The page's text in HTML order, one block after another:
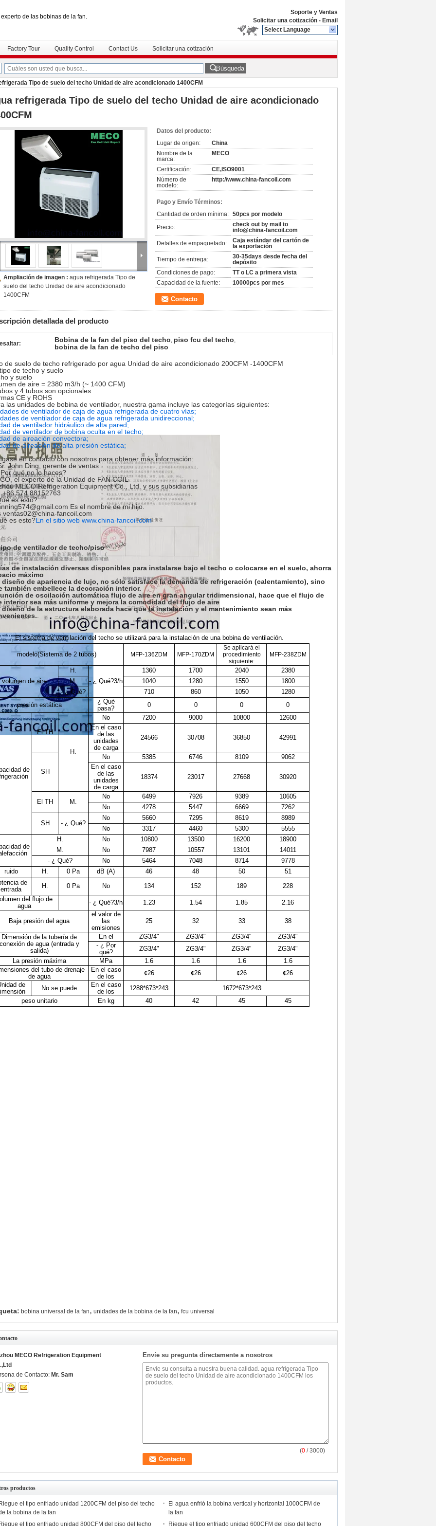
de las bobinas de la fan.
Soporte y Ventas
Solicitar una cotización - Email
Select Language
Factory Tour Quality Control Contact Us Solicitar una cotización
Búsqueda
Tipo de suelo del techo Unidad de aire acondicionado 1400CFM
refrigerada Tipo de suelo del techo Unidad de aire acondicionado
Ampliación de imagen : agua refrigerada Tipo de
suelo del techo Unidad de aire acondicionado
1400CFM
Datos del producto:
Lugar de origen:
China
Nombre de la
marca:
MECO
Certificación:
CE,ISO9001
Número de
modelo:
http://www.china-fancoil.com
Pago y Envío Términos:
Cantidad de orden mínima: 50pcs por modelo
Precio:
check out by mail to
info@china-fancoil.com
Detalles de empaquetado:
Caja estándar del cartón de
la exportación
Tiempo de entrega:
30-35days desde fecha del
depósito
Condiciones de pago:
TT o LC a primera vista
Capacidad de la fuente:
10000pcs por mes
Contacto
detallada del producto
Bobina de la fan del piso del techo, piso fcu del techo,
bobina de la fan de techo del piso
de suelo de techo refrigerado por agua Unidad de aire acondicionado 200CFM -1400CFM
de techo y suelo
y suelo
de aire = 2380 m3/h (~ 1400 CFM)
y 4 tubos son opcionales
CE y ROHS
las unidades de bobina de ventilador, nuestra gama incluye las categorías siguientes:
de ventilador de caja de agua refrigerada de cuatro vías;
de ventilador de caja de agua refrigerada unidireccional;
de ventilador hidráulico de alta pared;
de ventilador de bobina oculta en el techo;
de aireación convectora;
de aireación de alta presión estática;
en contacto con nosotros para obtener más información:
John Ding, gerente de ventas
qué no lo haces?
el experto de la Unidad de FAN COIL
MECO Refrigeration Equipment Co., Ltd. y sus subsidiarias
+86 574 88152763
es esto?
Es el nombre de mi hijo.
ventas02@china-fancoil.com
es esto?En el sitio web www.china-fancoil.com
de ventilador de techo/piso
de instalación diversas disponibles para instalarse bajo el techo o colocarse en el suelo, ahorra
máximo
diseño de apariencia de lujo, no sólo satisface la demanda de refrigeración (calentamiento), sino
también embellece la decoración interior.
de oscilación automática flujo de aire en gran angular tridimensional, hace que el flujo de
interior sea más uniforme y mejora la comodidad del flujo de aire
diseño de la estructura elaborada hace que la instalación y el mantenimiento sean más
El sistema de ventilación del techo se utilizará para la instalación de una bobina de ventilación.
modelo(Sistema de 2 tubos) MFP-136ZDM MFP-170ZDM
Se aplicará el
procedimiento
siguiente:
MFP-238ZDM
volumen de aire
H.
- ¿ Qué?3/h
1360 1700 2040
2380
M.
1040 1280 1550
1800
- ¿ Qué?
710 860 1050
1280
presión estática
¿ Qué
pasa?
0 0 0 0
de
El TH
H.
No 7200 9000 10800
12600
En el caso
de las
unidades
de carga
24566 30708 36850 42991
SH
No 5385 6746 8109
9062
En el caso
de las
unidades
de carga
18374 23017 27668 30920
El TH M.
No 6499 7926 9389
10605
No
4278 5447 6669 7262
SH - ¿ Qué?
No 5660 7295 8619
8989
No
3317 4460 5300 5555
de
H. No 10800 13500 16200
18900
M.
No 7987 10557 13101
14011
- ¿ Qué?
No 5464 7048 8714
9778
ruido
H. 0 Pa dB (A) 46 48 50
51
de
entrada
H. 0 Pa No 134 152 189
228
del flujo de
agua
- ¿ Qué?3/h 1.23 1.54 1.85 2.16
Baja presión del agua
el valor de
las
emisiones
25 32 33 38
Dimensión de la tubería de
conexión de agua (entrada y
salida)
En el ZG3/4" ZG3/4" ZG3/4"
ZG3/4"
- ¿ Por
qué?
ZG3/4" ZG3/4" ZG3/4"
ZG3/4"
La presión máxima
MPa 1.6 1.6 1.6
1.6
del tubo de drenaje
de agua
En el caso
de los
¢26 ¢26 ¢26 ¢26
de
No se puede.
En el caso
de los
1288*673*243
1672*673*243
peso unitario
En kg 40 42 45 45
bobina universal de la fan, unidades de la bobina de la fan, fcu universal
MECO Refrigeration Equipment
de Contacto: Mr. Sam
Envíe su pregunta directamente a nosotros
(0 / 3000)
productos
Riegue el tipo enfriado unidad 1200CFM del piso del techo
la bobina de la fan
El agua enfrió la bobina vertical y horizontal 1000CFM de
la fan
Riegue el tipo enfriado unidad 800CFM del piso del techo
Riegue el tipo enfriado unidad 600CFM del piso del techo